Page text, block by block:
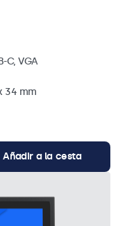
C, VGA
34 mm
Añadir a la cesta